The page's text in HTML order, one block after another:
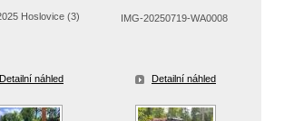
Hoslovice (3)
Detailní náhled
IMG-20250719-WA0008
Detailní náhled